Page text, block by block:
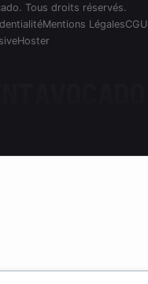
Tous droits réservés.
Mentions LégalesCGU